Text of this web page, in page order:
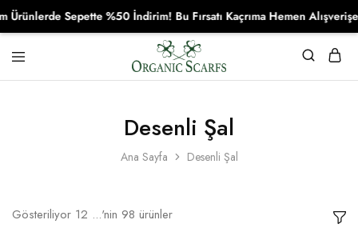
Organikscarf
Ana Sayfa Desenli Şal
Desenli Şal
Gösteriliyor 12 ...'nin 98 ürünler
Sepette %50 İndirim! Bu Fırsatı Kaçrıma Hemen Alışverişe Başla!